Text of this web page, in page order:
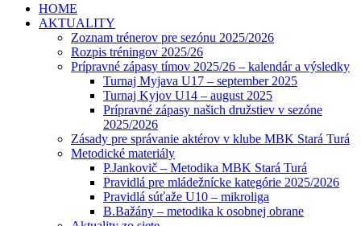
HOME
AKTUALITY
Zoznam trénerov pre sezónu 2025/2026
Rozpis tréningov 2025/26
Prípravné zápasy tímov 2025/26 – kalendár a výsledky
Turnaj Myjava U17 – september 2025
Turnaj Kyjov U14 – august 2025
Prípravné zápasy našich družstiev v sezóne
2025/2026
Zásady pre správanie aktérov v klube MBK Stará Turá
Metodické materiály
P.Jankovič – Metodika MBK Stará Turá
Pravidlá pre mládežnícke kategórie 2025/2026
Pravidlá súťaže U10 – mikroliga
B.Bažány – metodika k osobnej obrane